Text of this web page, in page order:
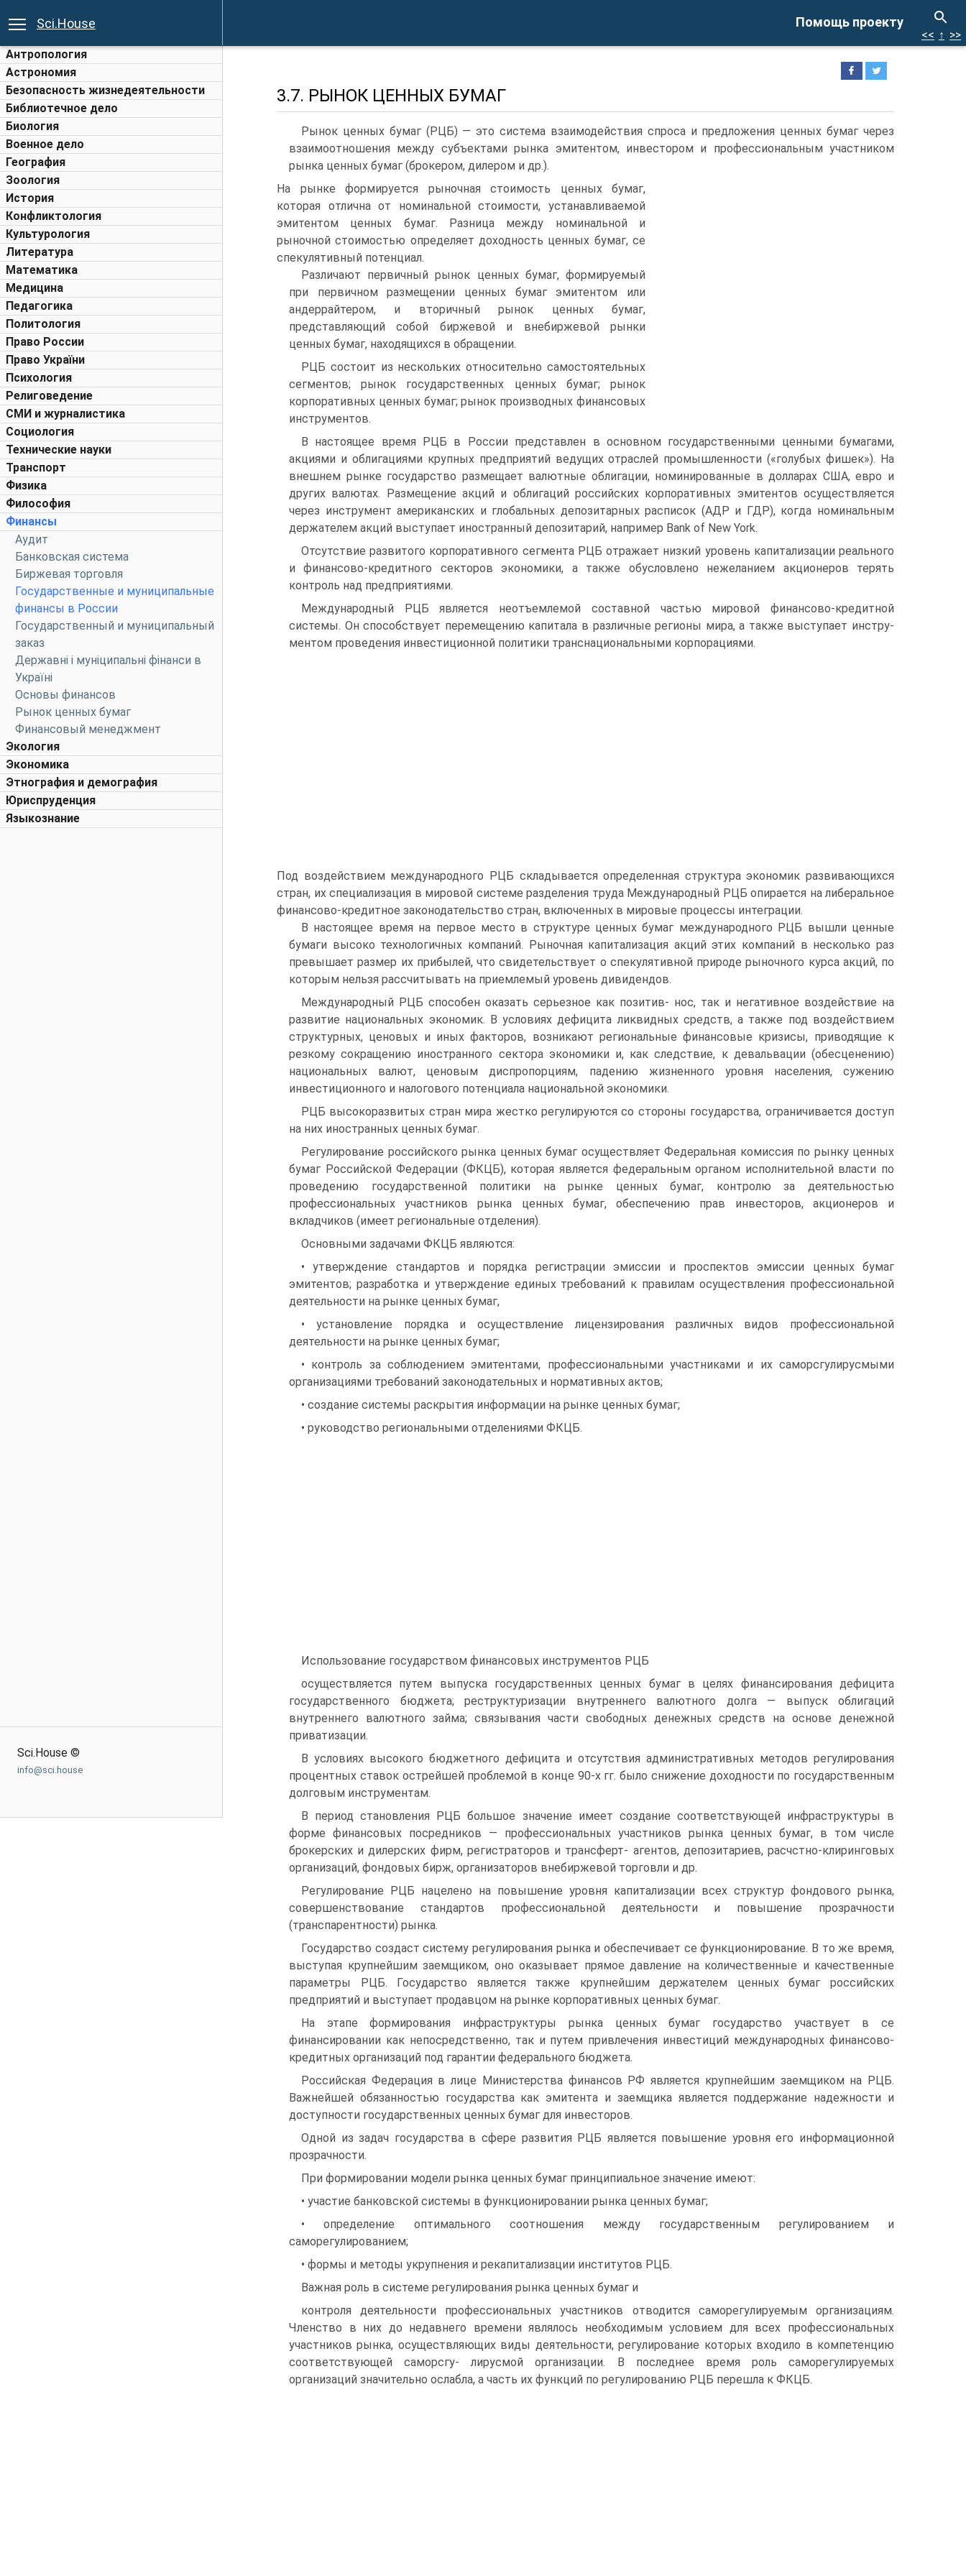
Помощь проекту
Sci.House
Антропология
Астрономия
Безопасность жизнедеятельности
Библиотечное дело
Биология
Военное дело
География
Зоология
История
Конфликтология
Культурология
Литература
Математика
Медицина
Педагогика
Политология
Право России
Право України
Психология
Религоведение
СМИ и журналистика
Социология
Технические науки
Транспорт
Физика
Философия
Финансы
Аудит
Банковская система
Биржевая торговля
Государственные и муниципальные
финансы в России
Государственный и муниципальный
заказ
Державні і муніципальні фінанси в
Україні
Основы финансов
Рынок ценных бумаг
Финансовый менеджмент
Экология
Экономика
Этнография и демография
Юриспруденция
Языкознание
Sci.House ©
info@sci.house
<< ↑ >>
3.7. РЫНОК ЦЕННЫХ БУМАГ
Рынок ценных бумаг (РЦБ) — это система взаимодействия спро­са и предложения ценных бумаг через
взаимоотношения между субъектами рынка эмитентом, инвестором и профессиональным участником
рынка ценных бумаг (брокером, дилером и др.).
На рынке формируется рыночная стоимость ценных бумаг,
которая отлична от номинальной стоимости, устанавливаемой
эмитентом ценных бумаг. Разница между номинальной и
рыночной стоимо­стью определяет доходность ценных бумаг, се
спекулятивный по­тенциал.
Различают первичный рынок ценных бумаг, формируемый
при пер­вичном размещении ценных бумаг эмитентом или
андеррайтером, и вторичный рынок ценных бумаг,
представляющий собой биржевой и внебиржевой рынки
ценных бумаг, находящихся в обращении.
РЦБ состоит из нескольких относительно самостоятельных
сег­ментов; рынок государственных ценных бумаг; рынок
корпоратив­ных ценных бумаг; рынок производных финансовых
инструментов.
В настоящее время РЦБ в России представлен в основном госу­дарственными ценными бумагами,
акциями и облигациями круп­ных предприятий ведущих отраслей промышленности («голубых фишек»). На
внешнем рынке государство размещает валютные об­лигации, номинированные в долларах США, евро и
других валютах. Размещение акций и облигаций российских корпоративных эми­тентов осуществляется
через инструмент американских и глобаль­ных депозитарных расписок (АДР и ГДР), когда номинальным
держателем акций выступает иностранный депозитарий, например Bank of New York.
Отсутствие развитого корпоративного сегмента РЦБ отражает низкий уровень капитализации реального
и финансово-кредитного секторов экономики, а также обусловлено нежеланием акционеров терять
контроль над предприятиями.
Международный РЦБ является неотъемлемой составной частью мировой финансово-кредитной
системы. Он способствует перемеще­нию капитала в различные регионы мира, а также выступает инстру­
ментом проведения инвестиционной политики транснациональными корпорациями.
Под воздействием международного РЦБ складывается определенная структура экономик развивающихся
стран, их специали­зация в мировой системе разделения труда Международный РЦБ опирается на либеральное
финансово-кредитное законодательство стран, включенных в мировые процессы интеграции.
В настоящее время на первое место в структуре ценных бумаг международного РЦБ вышли ценные
бумаги высоко технологичных компаний. Рыночная капитализация акций этих компаний в не­сколько раз
превышает размер их прибылей, что свидетельствует о спекулятивной природе рыночного курса акций, по
которым нельзя рассчитывать на приемлемый уровень дивидендов.
Международный РЦБ способен оказать серьезное как позитив- нос, так и негативное воздействие на
развитие национальных эко­номик. В условиях дефицита ликвидных средств, а также под воз­действием
структурных, ценовых и иных факторов, возникают ре­гиональные финансовые кризисы, приводящие к
резкому сокраще­нию иностранного сектора экономики и, как следствие, к деваль­вации (обесценению)
национальных валют, ценовым диспропорци­ям, падению жизненного уровня населения, сужению
инвестици­онного и налогового потенциала национальной экономики.
РЦБ высокоразвитых стран мира жестко регулируются со сто­роны государства, ограничивается доступ
на них иностранных цен­ных бумаг.
Регулирование российского рынка ценных бумаг осуществляет Федеральная комиссия по рынку ценных
бумаг Российской Феде­рации (ФКЦБ), которая является федеральным органом исполни­тельной власти по
проведению государственной политики на рынке ценных бумаг, контролю за деятельностью
профессиональных уча­стников рынка ценных бумаг, обеспечению прав инвесторов, ак­ционеров и
вкладчиков (имеет региональные отделения).
Основными задачами ФКЦБ являются:
• утверждение стандартов и порядка регистрации эмиссии и проспектов эмиссии ценных бумаг
эмитентов; разработка и утвер­ждение единых требований к правилам осуществления профессио­нальной
деятельности на рынке ценных бумаг,
• установление порядка и осуществление лицензирования раз­личных видов профессиональной
деятельности на рынке ценных бу­маг;
• контроль за соблюдением эмитентами, профессиональными участниками и их саморсгулирусмыми
организациями требований законодательных и нормативных актов;
• создание системы раскрытия информации на рынке ценных бумаг;
• руководство региональными отделениями ФКЦБ.
Использование государством финансовых инструментов РЦБ
осуществляется путем выпуска государственных ценных бумаг в целях финансирования дефицита
государственного бюджета; рест­руктуризации внутреннего валютного долга — выпуск облигаций
внутреннего валютного займа; связывания части свободных денеж­ных средств на основе денежной
приватизации.
В условиях высокого бюджетного дефицита и отсутствия адми­нистративных методов регулирования
процентных ставок острей­шей проблемой в конце 90-х гг. было снижение доходности по го­сударственным
долговым инструментам.
В период становления РЦБ большое значение имеет создание соответствующей инфраструктуры в
форме финансовых посредни­ков — профессиональных участников рынка ценных бумаг, в том числе
брокерских и дилерских фирм, регистраторов и трансферт- агентов, депозитариев, расчстно-клиринговых
организаций, фондо­вых бирж, организаторов внебиржевой торговли и др.
Регулирование РЦБ нацелено на повышение уровня капитали­зации всех структур фондового рынка,
совершенствование стандар­тов профессиональной деятельности и повышение прозрачности
(транспарентности) рынка.
Государство создаст систему регулирования рынка и обеспечи­вает се функционирование. В то же время,
выступая крупнейшим заемщиком, оно оказывает прямое давление на количественные и качественные
параметры РЦБ. Государство является также круп­нейшим держателем ценных бумаг российских
предприятий и вы­ступает продавцом на рынке корпоративных ценных бумаг.
На этапе формирования инфраструктуры рынка ценных бумаг государство участвует в се
финансировании как непосредственно, так и путем привлечения инвестиций международных финансово-
кредитных организаций под гарантии федерального бюджета.
Российская Федерация в лице Министерства финансов РФ явля­ется крупнейшим заемщиком на РЦБ.
Важнейшей обязанностью государства как эмитента и заемщика является поддержание надеж­ности и
доступности государственных ценных бумаг для инвесторов.
Одной из задач государства в сфере развития РЦБ является по­вышение уровня его информационной
прозрачности.
При формировании модели рынка ценных бумаг принципиаль­ное значение имеют:
• участие банковской системы в функционировании рынка ценных бумаг;
• определение оптимального соотношения между государствен­ным регулированием и
саморегулированием;
• формы и методы укрупнения и рекапитализации институтов РЦБ.
Важная роль в системе регулирования рынка ценных бумаг и
контроля деятельности профессиональных участников отводится саморегулируемым организациям.
Членство в них до недавнего вре­мени являлось необходимым условием для всех профессиональных
участников рынка, осуществляющих виды деятельности, регулиро­вание которых входило в компетенцию
соответствующей саморсгу- лирусмой организации. В последнее время роль саморегулируемых
организаций значительно ослабла, а часть их функций по регулиро­ванию РЦБ перешла к ФКЦБ.